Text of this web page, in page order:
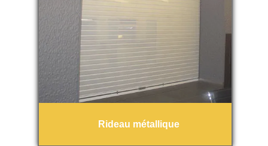
Rideau métallique